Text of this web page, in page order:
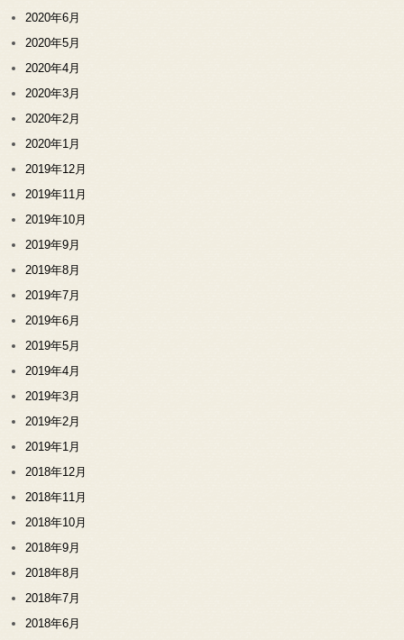
2020年6月
2020年5月
2020年4月
2020年3月
2020年2月
2020年1月
2019年12月
2019年11月
2019年10月
2019年9月
2019年8月
2019年7月
2019年6月
2019年5月
2019年4月
2019年3月
2019年2月
2019年1月
2018年12月
2018年11月
2018年10月
2018年9月
2018年8月
2018年7月
2018年6月